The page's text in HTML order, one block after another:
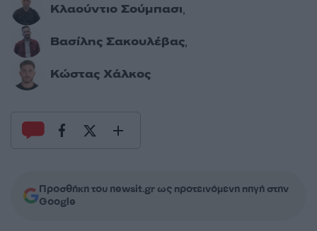
Κλαούντιο Σούμπασι,
Βασίλης Σακουλέβας,
Κώστας Χάλκος
Προσθήκη του newsit.gr ως προτεινόμενη πηγή στην
Google